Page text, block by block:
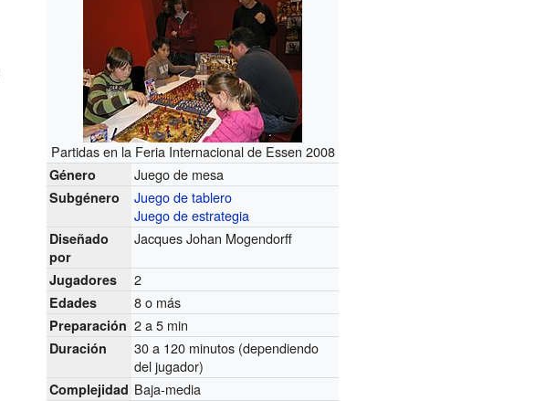
Partidas en la Feria Internacional de Essen 2008
Género Juego de mesa
Subgénero
Juego de tablero
Juego de estrategia
Diseñado
por
Jacques Johan Mogendorff
Jugadores 2
Edades 8 o más
Preparación 2 a 5 min
Duración
30 a 120 minutos (dependiendo
del jugador)
Complejidad Baja-media